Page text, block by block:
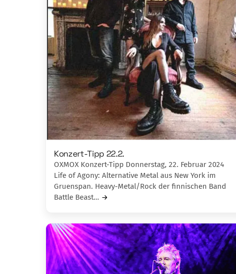
Konzert-Tipp 22.2.
OXMOX Konzert-Tipp Donnerstag, 22. Februar 2024
Life of Agony: Alternative Metal aus New York im
Gruenspan. Heavy-Metal/Rock der finnischen Band
Battle Beast…